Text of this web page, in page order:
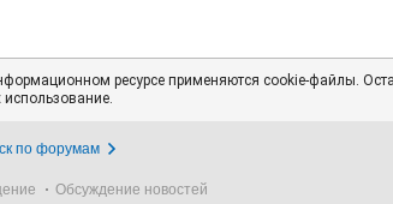
ресурсе применяются cookie-файлы.
использование.
по форумам
Обсуждение новостей